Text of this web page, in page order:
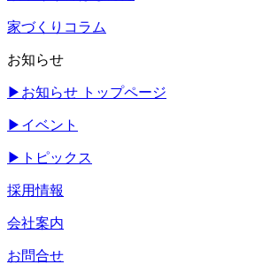
家づくりコラム
お知らせ
▶ お知らせ トップページ
▶ イベント
▶ トピックス
採用情報
会社案内
お問合せ